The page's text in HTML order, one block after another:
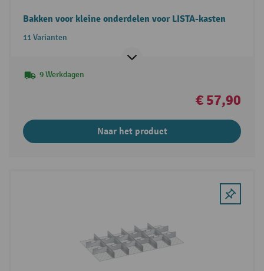
Bakken voor kleine onderdelen voor LISTA-kasten
11 Varianten
9 Werkdagen
€ 57,90
Naar het product